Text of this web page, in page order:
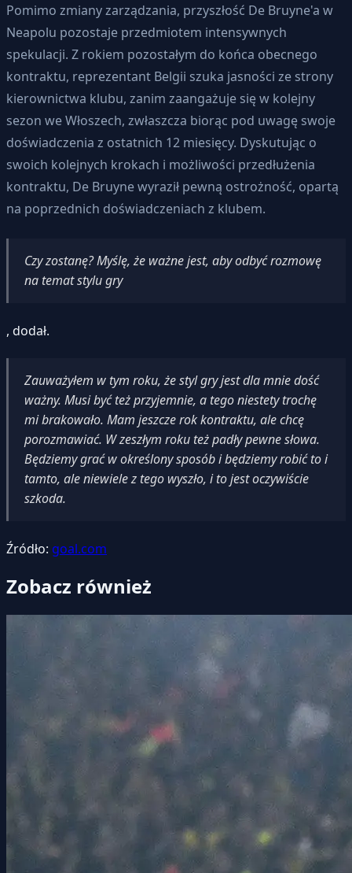
Pomimo zmiany zarządzania, przyszłość De Bruyne'a w
Neapolu pozostaje przedmiotem intensywnych
spekulacji. Z rokiem pozostałym do końca obecnego
kontraktu, reprezentant Belgii szuka jasności ze strony
kierownictwa klubu, zanim zaangażuje się w kolejny
sezon we Włoszech, zwłaszcza biorąc pod uwagę swoje
doświadczenia z ostatnich 12 miesięcy. Dyskutując o
swoich kolejnych krokach i możliwości przedłużenia
kontraktu, De Bruyne wyraził pewną ostrożność, opartą
na poprzednich doświadczeniach z klubem.
Czy zostanę? Myślę, że ważne jest, aby odbyć rozmowę
na temat stylu gry
, dodał.
Zauważyłem w tym roku, że styl gry jest dla mnie dość
ważny. Musi być też przyjemnie, a tego niestety trochę
mi brakowało. Mam jeszcze rok kontraktu, ale chcę
porozmawiać. W zeszłym roku też padły pewne słowa.
Będziemy grać w określony sposób i będziemy robić to i
tamto, ale niewiele z tego wyszło, i to jest oczywiście
szkoda.
Źródło: goal.com
Zobacz również